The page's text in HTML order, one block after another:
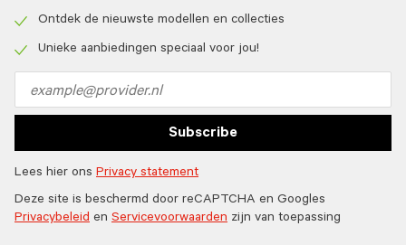
icon
icon
Ontdek de nieuwste modellen en collecties
Unieke aanbiedingen speciaal voor jou!
address
Subscribe
Lees hier ons Privacy statement
Deze site is beschermd door reCAPTCHA en Googles
Privacybeleid en Servicevoorwaarden zijn van toepassing